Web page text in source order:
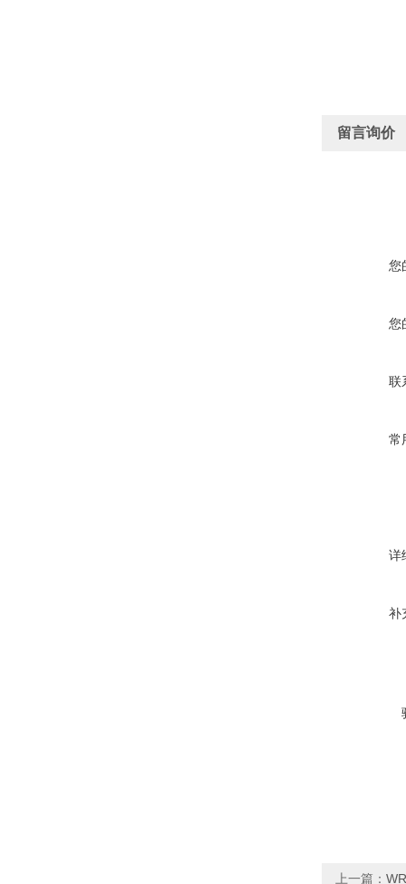
留言询价
您
您
联
常
详
补
上一篇：